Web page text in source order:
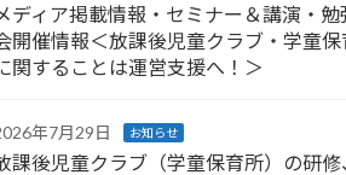
ディア掲載情報・セミナー＆講演・勉
開催情報＜放課後児童クラブ・学童保
関することは運営支援へ！＞
年7月29日 お知らせ
課後児童クラブ（学童保育所）の研修